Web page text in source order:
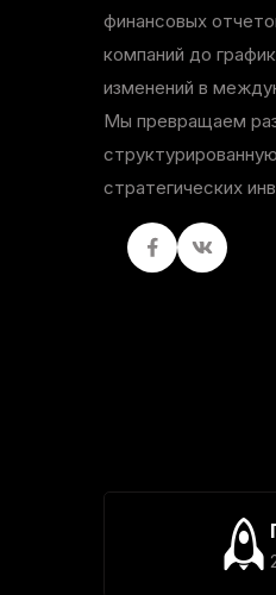
финансовых
компаний до
изменений в
Мы превращаем
стратегических
Facebook